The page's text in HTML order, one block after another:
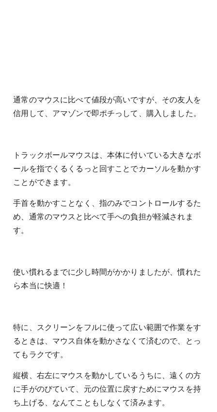
通常のマウスに比べて値段が高いですが、その友人を
信用して、アマゾンで即ポチっして、購入しました。
トラックボールマウスは、本体に付いている大きなボ
ールを指でくるくるっと回すことでカーソルを動かす
ことができます。
手首を動かすことなく、指のみでコントロールするた
め、通常のマウスと比べて手への負担が軽減されま
す。
使い慣れるまでに少し時間がかかりましたが、慣れた
ら本当に快適！
特に、スクリーンをフルに使って広い範囲で作業をす
るときは、マウス自体を動かさなくて済むので、とっ
てもラクです。
縦横、右左にマウスを動かしているうちに、遠くの方
に手がのびていて、元の位置に戻すためにマウスを持
ち上げる、なんてこともしなくて済みます。